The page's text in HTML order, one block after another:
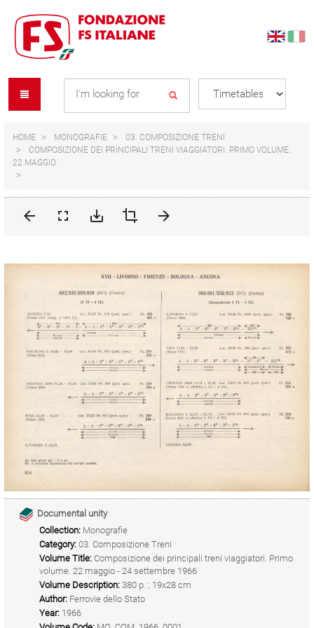
content
navigation
menu
HOME MONOGRAFIE
03. COMPOSIZIONE TRENI
COMPOSIZIONE DEI PRINCIPALI TRENI VIAGGIATORI. PRIMO VOLUME.
22 MAGGIO
Documental unity
Collection: Monografie
Category: 03. Composizione Treni
Volume Title: Composizione dei principali treni viaggiatori. Primo
volume. 22 maggio - 24 settembre 1966
Volume Description: 380 p. ; 19x28 cm
Author: Ferrovie dello Stato
Year: 1966